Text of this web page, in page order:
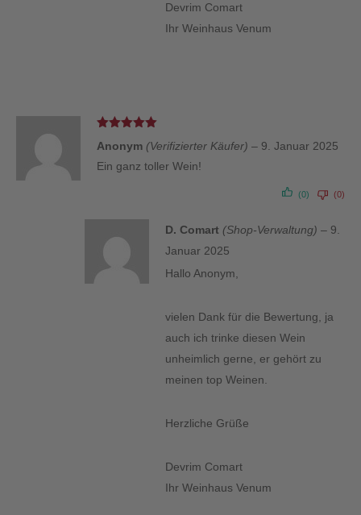
Devrim Comart
Ihr Weinhaus Venum
mit5 von 5
Anonym (Verifizierter Käufer) – 9. Januar 2025
Ein ganz toller Wein!
(0) (0)
D. Comart (Shop-Verwaltung) – 9.
Januar 2025
Hallo Anonym,
vielen Dank für die Bewertung, ja
auch ich trinke diesen Wein
unheimlich gerne, er gehört zu
meinen top Weinen.
Herzliche Grüße
Devrim Comart
Ihr Weinhaus Venum